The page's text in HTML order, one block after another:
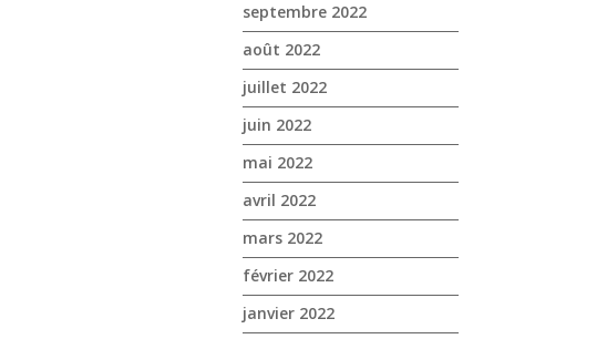
septembre 2022
août 2022
juillet 2022
juin 2022
mai 2022
avril 2022
mars 2022
février 2022
janvier 2022